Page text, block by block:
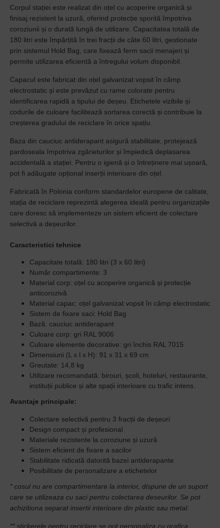
Corpul stației este realizat din oțel cu acoperire organică și
finisaj rezistent la uzură, oferind protecție sporită împotriva
coroziunii și o durată lungă de utilizare. Capacitatea totală de
180 litri este împărțită în trei fracții de câte 60 litri, gestionate
prin sistemul Hold Bag, care fixează ferm sacii menajeri și
permite utilizarea eficientă a întregului volum disponibil.
Capacul este fabricat din oțel galvanizat vopsit în câmp
electrostatic și este prevăzut cu rame colorate pentru
identificarea rapidă a tipului de deșeu. Etichetele vizibile și
codurile de culoare facilitează sortarea corectă și contribuie la
creșterea gradului de reciclare în orice spațiu.
Baza din cauciuc antiderapant asigură stabilitate, protejează
pardoseala împotriva zgârieturilor și împiedică deplasarea
accidentală a stației. Pentru o igienă și o întreținere mai ușoară,
pot fi adăugate opțional inserții interioare din oțel.
Fabricată în Polonia conform standardelor europene de calitate,
stația de reciclare reprezintă alegerea ideală pentru organizațiile
care doresc să implementeze un sistem eficient de colectare
selectivă a deșeurilor.
Caracteristici tehnice
Capacitate totală: 180 litri (3 x 60 litri)
Număr compartimente: 3
Material corp: oțel cu acoperire organică și protecție
anticorozivă
Material capac: oțel galvanizat vopsit în câmp electrostatic
Sistem de fixare saci: Hold Bag
Bază: cauciuc antiderapant
Culoare corp: gri RAL 9006
Culoare elemente decorative: gri închis RAL 7015
Dimensiuni (L x l x H): 91 x 31 x 69 cm
Greutate: 14,8 kg
Utilizare recomandată: birouri, școli, hoteluri, restaurante,
instituții publice și alte spații interioare cu trafic intens.
Avantaje principale:
Colectare selectivă pentru 3 fracții de deșeuri
Design compact și profesional
Materiale rezistente la coroziune și uzură
Sistem eficient de fixare a sacilor
Stabilitate ridicată datorită bazei antiderapante
Posibilitate de personalizare a etichetelor
* cosul nu are compartimentare la interior, dispune de un suport
care se utilizeaza cu saci pentru colectarea deseurilor. Se pot
achizitiona separat insertii interioare din plastic sau metal.
** stickerele pentru reciclare se pot personaliza cu grafica